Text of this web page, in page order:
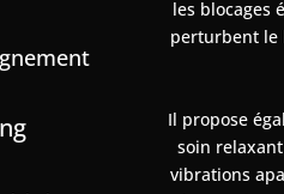
les blocages
perturbent le
Il propose
soin
vibrations